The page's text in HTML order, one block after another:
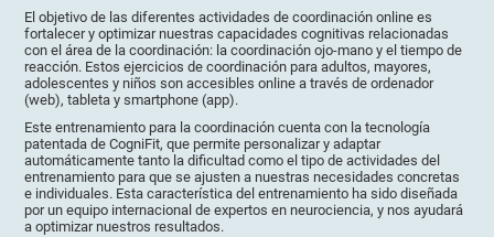
El objetivo de las diferentes actividades de coordinación online es
fortalecer y optimizar nuestras capacidades cognitivas relacionadas
con el área de la coordinación: la coordinación ojo-mano y el tiempo de
reacción. Estos ejercicios de coordinación para adultos, mayores,
adolescentes y niños son accesibles online a través de ordenador
(web), tableta y smartphone (app).
Este entrenamiento para la coordinación cuenta con la tecnología
patentada de CogniFit, que permite personalizar y adaptar
automáticamente tanto la dificultad como el tipo de actividades del
entrenamiento para que se ajusten a nuestras necesidades concretas
e individuales. Esta característica del entrenamiento ha sido diseñada
por un equipo internacional de expertos en neurociencia, y nos ayudará
a optimizar nuestros resultados.